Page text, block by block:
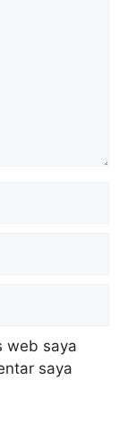
web saya
saya